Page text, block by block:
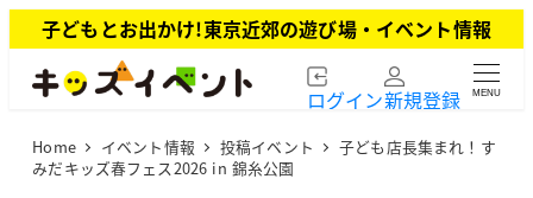
イ
子どもとお出かけ!東京近郊の遊び場・イベント情報
ログイン新規登録 MENU
Home イベント情報 投稿イベント
子ども店長集まれ！す
みだキッズ春フェス2026 in 錦糸公園